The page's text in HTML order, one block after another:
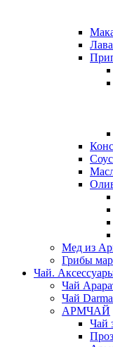
Мед из
Грибы
Чай.
Чай
Чай
АРМЧАЙ
Чай